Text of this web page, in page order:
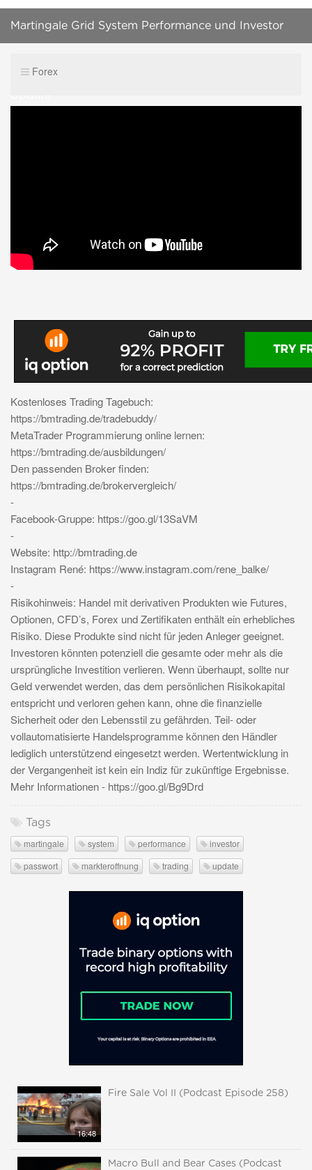
Martingale Grid System Performance und Investor
Forex
Kostenloses Trading Tagebuch:
https://bmtrading.de/tradebuddy/
MetaTrader Programmierung online lernen:
https://bmtrading.de/ausbildungen/
Den passenden Broker finden:
https://bmtrading.de/brokervergleich/
-
Facebook-Gruppe: https://goo.gl/13SaVM
-
Website: http://bmtrading.de
Instagram René: https://www.instagram.com/rene_balke/
-
Risikohinweis: Handel mit derivativen Produkten wie Futures,
Optionen, CFD’s, Forex und Zertifikaten enthält ein erhebliches
Risiko. Diese Produkte sind nicht für jeden Anleger geeignet.
Investoren könnten potenziell die gesamte oder mehr als die
ursprüngliche Investition verlieren. Wenn überhaupt, sollte nur
Geld verwendet werden, das dem persönlichen Risikokapital
entspricht und verloren gehen kann, ohne die finanzielle
Sicherheit oder den Lebensstil zu gefährden. Teil- oder
vollautomatisierte Handelsprogramme können den Händler
lediglich unterstützend eingesetzt werden. Wertentwicklung in
der Vergangenheit ist kein ein Indiz für zukünftige Ergebnisse.
Mehr Informationen - https://goo.gl/Bg9Drd
Tags
martingale system performance
investor
passwort
markteroffnung trading update
16:48
Fire Sale Vol II (Podcast Episode 258)
Macro Bull and Bear Cases (Podcast